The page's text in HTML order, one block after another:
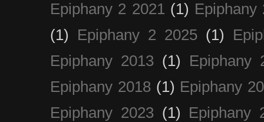
Epiphany 2 2021 (1) Epiphany
(1)
Epiphany 2 2025 (1)
Epiphany 2013 (1)
Epiphany
Epiphany 2018 (1) Epiphany
Epiphany 2023 (1)
Epiphany